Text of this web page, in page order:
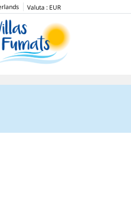
Valuta : EUR